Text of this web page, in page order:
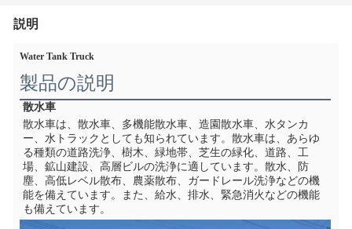
説明
Water Tank Truck
製品の説明
散水車
散水車は、散水車、多機能散水車、造園散水車、水タンカ
ー、水トラックとしても知られています。散水車は、あらゆ
る種類の道路洗浄、樹木、緑地帯、芝生の緑化、道路、工
場、鉱山建設、高層ビルの洗浄に適しています。散水、防
塵、高低レベル散布、農薬散布、ガードレール洗浄などの機
能を備えています。また、給水、排水、緊急消火などの機能
も備えています。